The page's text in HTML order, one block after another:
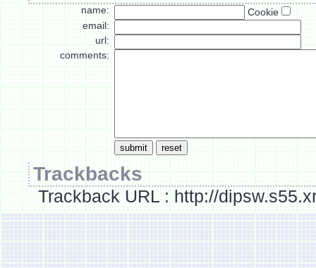
name:
Cookie
email:
url:
comments:
Trackbacks
Trackback URL : http://